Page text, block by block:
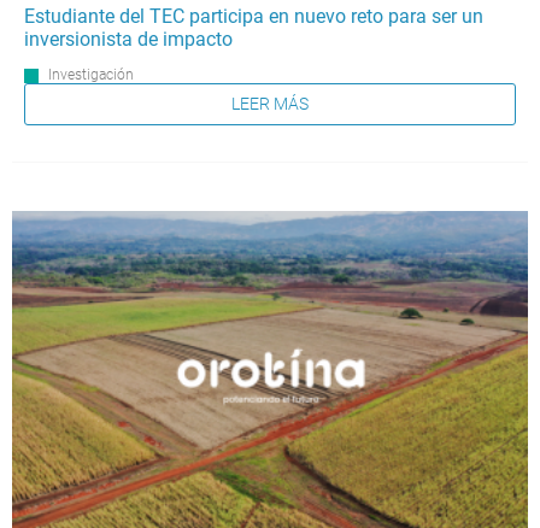
Estudiante del TEC participa en nuevo reto para ser un
inversionista de impacto
Investigación
LEER MÁS